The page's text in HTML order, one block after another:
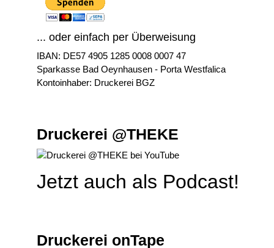
... oder einfach per Überweisung
IBAN: DE57 4905 1285 0008 0007 47
Sparkasse Bad Oeynhausen - Porta Westfalica
Kontoinhaber: Druckerei BGZ
Druckerei @THEKE
Jetzt auch als Podcast!
Druckerei onTape